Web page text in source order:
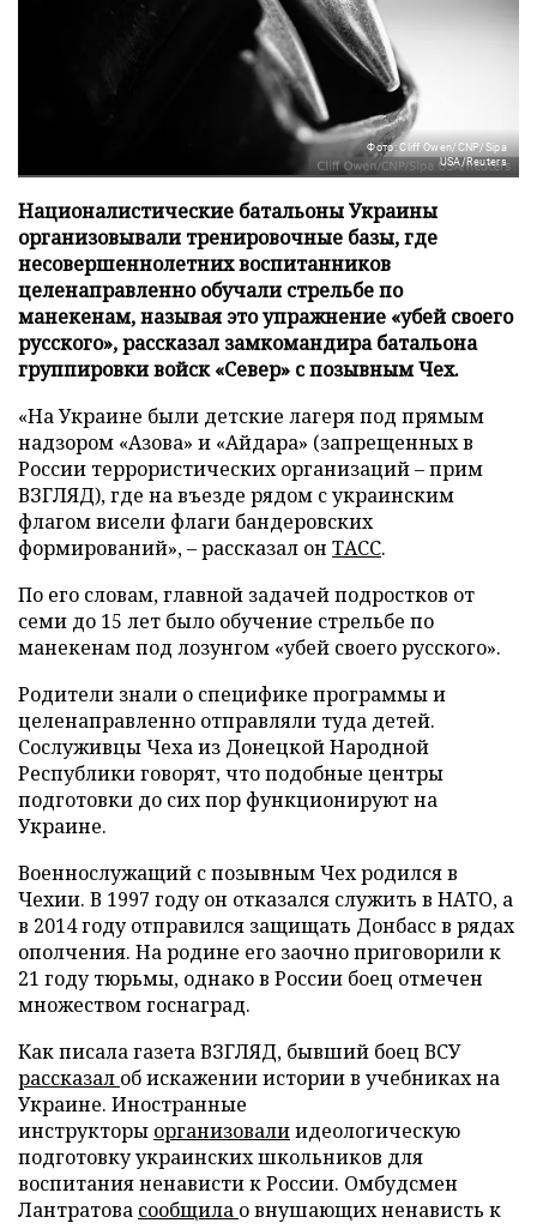
Фото: Cliff Owen/CNP/Sipa
USA/Reuters
Националистические батальоны Украины
организовывали тренировочные базы, где
несовершеннолетних воспитанников
целенаправленно обучали стрельбе по
манекенам, называя это упражнение «убей своего
русского», рассказал замкомандира батальона
группировки войск «Север» с позывным Чех.
«На Украине были детские лагеря под прямым
надзором «Азова» и «Айдара» (запрещенных в
России террористических организаций – прим
ВЗГЛЯД), где на въезде рядом с украинским
флагом висели флаги бандеровских
формирований», – рассказал он ТАСС.
По его словам, главной задачей подростков от
семи до 15 лет было обучение стрельбе по
манекенам под лозунгом «убей своего русского».
Родители знали о специфике программы и
целенаправленно отправляли туда детей.
Сослуживцы Чеха из Донецкой Народной
Республики говорят, что подобные центры
подготовки до сих пор функционируют на
Украине.
Военнослужащий с позывным Чех родился в
Чехии. В 1997 году он отказался служить в НАТО, а
в 2014 году отправился защищать Донбасс в рядах
ополчения. На родине его заочно приговорили к
21 году тюрьмы, однако в России боец отмечен
множеством госнаград.
Как писала газета ВЗГЛЯД, бывший боец ВСУ
рассказал об искажении истории в учебниках на
Украине. Иностранные
инструкторы организовалиидеологическую
подготовку украинских школьников для
воспитания ненависти к России. Омбудсмен
Лантратова сообщила о внушающих ненависть к